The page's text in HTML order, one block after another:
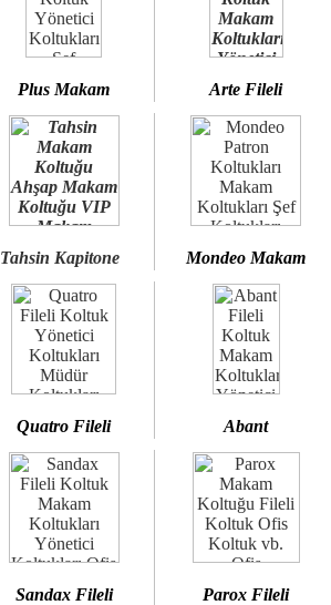
Plus Makam Arte Fileli
Tahsin Kapitone Mondeo Makam
Quatro Fileli Abant
Sandax Fileli Parox Fileli